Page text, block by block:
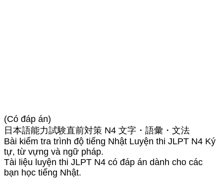
(Có đáp án)
日本語能力試験直前対策 N4 文字・語彙・文法
Bài kiểm tra trình độ tiếng Nhật Luyện thi JLPT N4 Ký
tự, từ vựng và ngữ pháp.
Tài liệu luyện thi JLPT N4 có đáp án dành cho các
bạn học tiếng Nhật.